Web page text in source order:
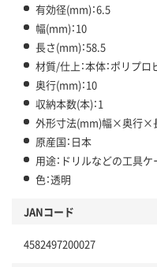
有効径(mm)：6.5
幅(mm)：10
長さ(mm)：58.5
材質/仕上：本体：ポリプ
奥行(mm)：10
収納本数(本)：1
外形寸法(mm)幅×奥行×
原産国：日本
用途：ドリルなどの工具ケ
色：透明
JANコード
4582497200027